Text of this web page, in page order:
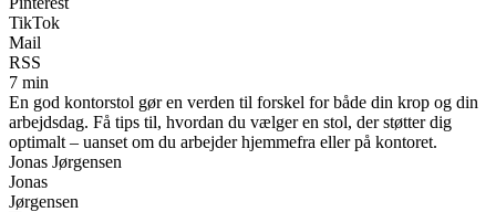
TikTok
Mail
RSS
7 min
En god kontorstol gør en verden til forskel for både din krop og din
arbejdsdag. Få tips til, hvordan du vælger en stol, der støtter dig
optimalt – uanset om du arbejder hjemmefra eller på kontoret.
Jonas Jørgensen
Jonas
Jørgensen